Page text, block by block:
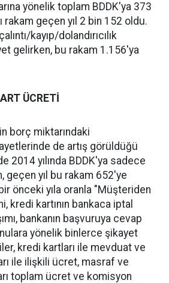
yönelik toplam BDDK'ya 373
rakam geçen yıl 2 bin 152 oldu.
kayıp/dolandırıcılık
gelirken, bu rakam 1.156'ya
ÜCRETİ
borç miktarındaki
de artış görüldüğü
2014 yılında BDDK'ya sadece
geçen yıl bu rakam 652'ye
önceki yıla oranla "Müşteriden
kredi kartının bankaca iptal
bankanın başvuruya cevap
yönelik binlerce şikayet
kredi kartları ile mevduat ve
ile ilişkili ücret, masraf ve
toplam ücret ve komisyon